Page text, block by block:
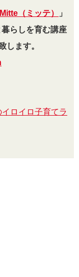
Mitte（ミッテ）
」
らしを育む講座
します。
イロイロ子育てラ